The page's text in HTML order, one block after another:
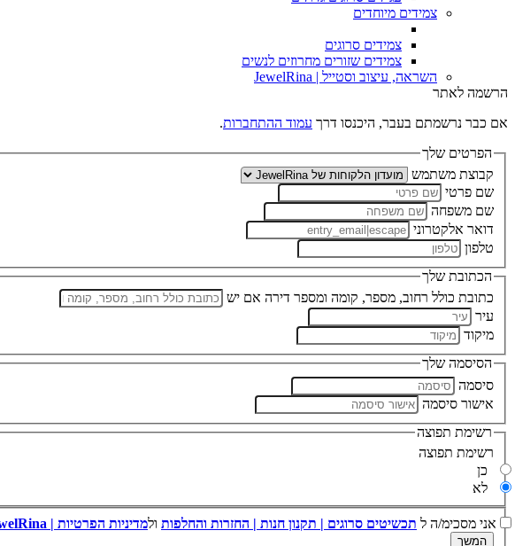
צמידים מיוחדים
צמידים סרוגים
צמידים שזורים מחרוזים לנשים
השראה, עיצוב וסטייל | JewelRina
הרשמה לאתר
אם כבר נרשמתם בעבר, היכנסו דרך עמוד ההתחברות.
הפרטים שלך
קבוצת משתמש
שם פרטי
שם משפחה
דואר אלקטרוני
טלפון
הכתובת שלך
כתובת כולל רחוב, מספר, קומה ומספר דירה אם יש
עיר
מיקוד
הסיסמה שלך
סיסמה
אישור סיסמה
רשימת תפוצה
רשימת תפוצה
כן
לא
אני מסכימ/ה ל תכשיטים סרוגים | תקנון חנות | החזרות והחלפות ולמדיניות הפרטיות | JewelRina - תכשיטים שמוסיפים צבע